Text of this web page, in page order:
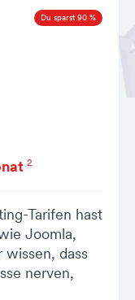
Du sparst 90 %
2
Tarifen hast
Joomla,
wissen, dass
nerven,